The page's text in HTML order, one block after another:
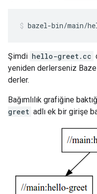
bazel-bin/main/
Şimdi hello-greet.cc
yeniden derlerseniz
derler.
Bağımlılık grafiğine
greet adlı ek bir girişe